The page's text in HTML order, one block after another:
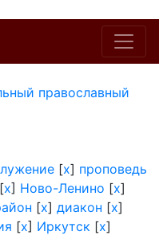
православный
[x] проповедь
[x] Ново-Ленино [x]
[x] диакон [x]
[x] Иркутск [x]